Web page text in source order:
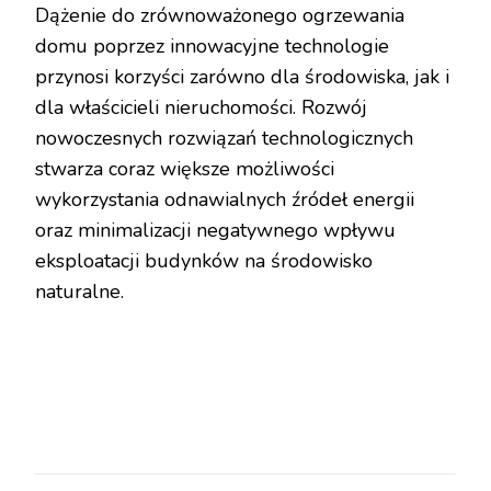
Dążenie do zrównoważonego ogrzewania
domu poprzez innowacyjne technologie
przynosi korzyści zarówno dla środowiska, jak i
dla właścicieli nieruchomości. Rozwój
nowoczesnych rozwiązań technologicznych
stwarza coraz większe możliwości
wykorzystania odnawialnych źródeł energii
oraz minimalizacji negatywnego wpływu
eksploatacji budynków na środowisko
naturalne.